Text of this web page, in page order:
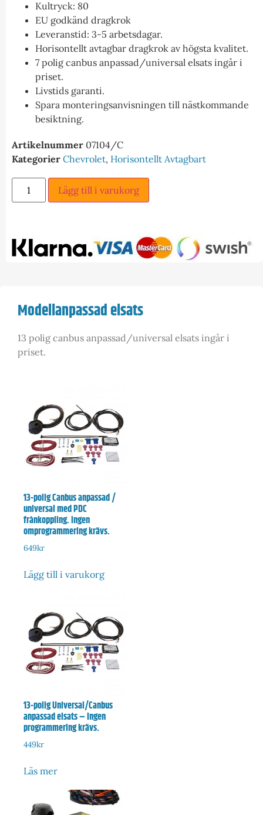
Kultryck: 80
EU godkänd dragkrok
Leveranstid: 3-5 arbetsdagar.
Horisontellt avtagbar dragkrok av högsta kvalitet.
7 polig canbus anpassad/universal elsats ingår i
priset.
Livstids garanti.
Spara monteringsanvisningen till nästkommande
besiktning.
Artikelnummer 07104/C
Kategorier Chevrolet, Horisontellt Avtagbart
Lägg till i varukorg
Modellanpassad elsats
13 polig canbus anpassad/universal elsats ingår i
priset.
13-polig Canbus anpassad /
universal med PDC
frånkoppling. Ingen
omprogrammering krävs.
649kr
Lägg till i varukorg
13-polig Universal/Canbus
anpassad elsats – Ingen
programmering krävs.
449kr
Läs mer